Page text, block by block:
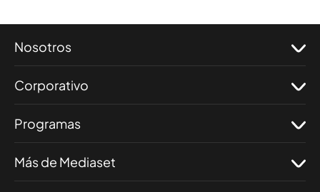
Nosotros
Corporativo
Programas
Más de Mediaset